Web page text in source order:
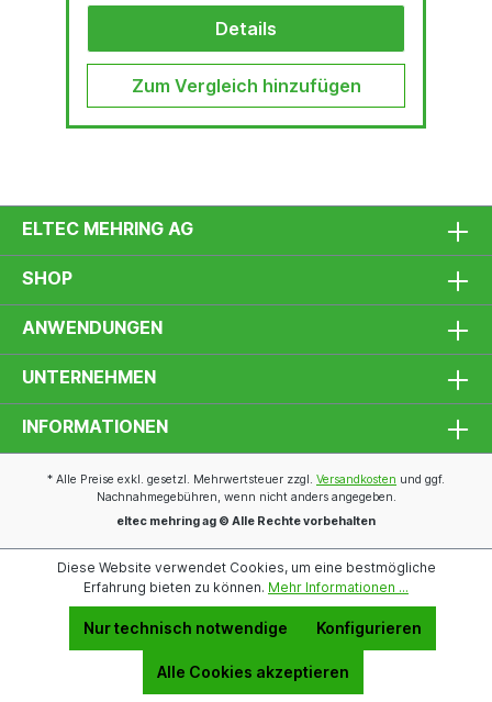
Details
Zum Vergleich hinzufügen
ELTEC MEHRING AG
SHOP
ANWENDUNGEN
UNTERNEHMEN
INFORMATIONEN
* Alle Preise exkl. gesetzl. Mehrwertsteuer zzgl. Versandkosten und ggf.
Nachnahmegebühren, wenn nicht anders angegeben.
eltec mehring ag © Alle Rechte vorbehalten
Diese Website verwendet Cookies, um eine bestmögliche
Erfahrung bieten zu können. Mehr Informationen ...
Nur technisch notwendige Konfigurieren
Alle Cookies akzeptieren